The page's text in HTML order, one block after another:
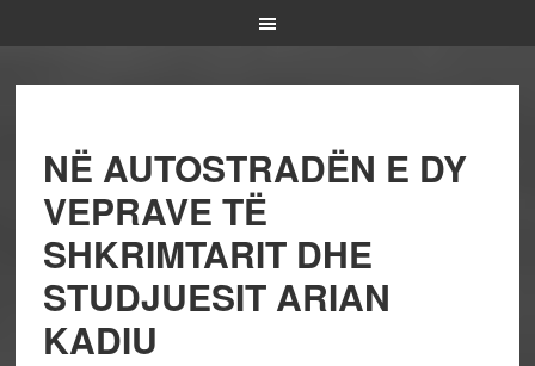
NË AUTOSTRADËN E DY
VEPRAVE TË
SHKRIMTARIT DHE
STUDJUESIT ARIAN
KADIU